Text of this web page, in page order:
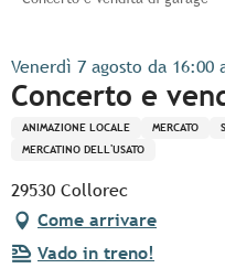
Venerdì 7 agosto da 16:00
Concerto e
ANIMAZIONE LOCALE MERCATO
MERCATINO DELL'USATO
29530 Collorec
Come arrivare
Vado in treno!